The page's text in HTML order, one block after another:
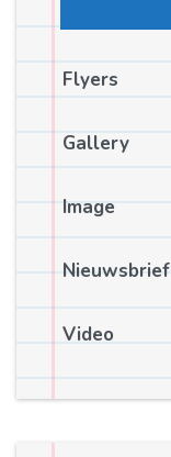
Flyers
Gallery
Image
Nieuwsbrief
Video